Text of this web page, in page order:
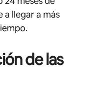
llegar a más
de las